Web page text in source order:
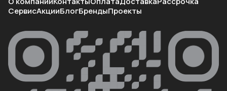
СервисАкцииБлогБрендыПроекты